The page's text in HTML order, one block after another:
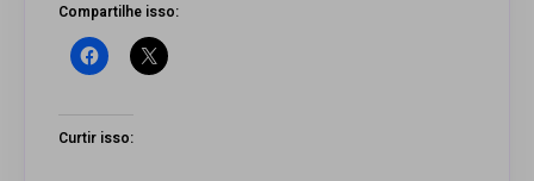
Compartilhe isso:
Curtir isso: